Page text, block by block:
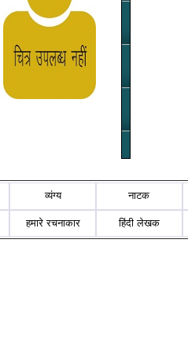
व्यंग्य नाटक
हमारे रचनाकार हिंदी लेखक